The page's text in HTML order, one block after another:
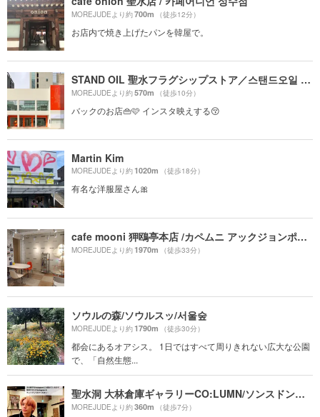
MOREJUDEより約700m （徒歩12分）
お店内で焼き上げたパンを韓屋で。
STAND OIL 聖水フラグシップストア／스탠드오일 성수플래그십스토어
MOREJUDEより約570m （徒歩10分）
バックのお店👜🩷 インスタ映えする😚
Martin Kim
MOREJUDEより約1020m （徒歩18分）
有名な洋服屋さん🎀
cafe mooni 狎鴎亭本店 /カペムニ アックジョンポンジョム / 카페무니 압구정본점
MOREJUDEより約1970m （徒歩33分）
ソウルの森/ソウルスッ/서울숲
MOREJUDEより約1790m （徒歩30分）
都会にあるオアシス。 1日ではすべて周りきれない広大な公園
で、「自然生態...
聖水洞 大林倉庫ギャラリーCO:LUMN/ソンスドンテリムチャンコゲロリコルロム/성수동대림창고갤러리컬럼
MOREJUDEより約360m （徒歩7分）